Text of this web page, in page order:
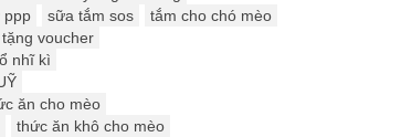
ppp sữa tắm sos
tắm cho chó mèo
tặng voucher
nhĩ kì
ăn cho mèo
thức ăn khô cho mèo